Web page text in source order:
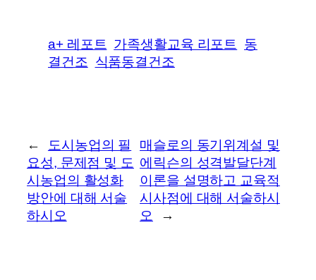
a+ 레포트 가족생활교육 리포트 동
결건조 식품동결건조
←
도시농업의 필
요성, 문제점 및 도
시농업의 활성화
방안에 대해 서술
하시오
매슬로의 동기위계설 및
에릭슨의 성격발달단계
이론을 설명하고 교육적
시사점에 대해 서술하시
오
→